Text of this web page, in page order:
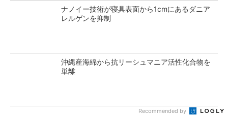
ナノイー技術が寝具表面から1cmにあるダニア
レルゲンを抑制
沖縄産海綿から抗リーシュマニア活性化合物を
単離
Recommended by